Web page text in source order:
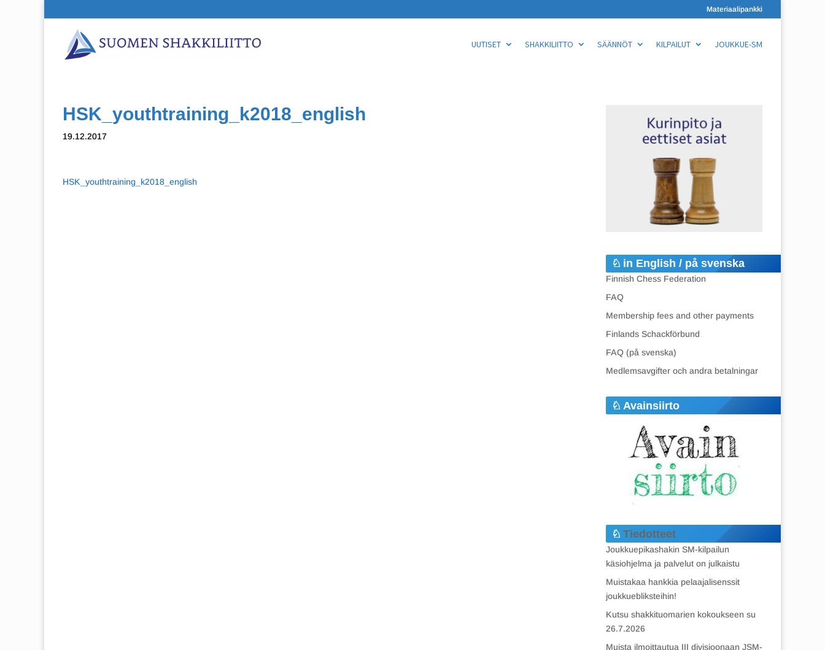
Materiaalipankki
UUTISET SHAKKILIITTO SÄÄNNÖT KILPAILUT JOUKKUE-SM
HSK_youthtraining_k2018_english
19.12.2017
HSK_youthtraining_k2018_english
in English / på svenska
Finnish Chess Federation
FAQ
Membership fees and other payments
Finlands Schackförbund
FAQ (på svenska)
Medlemsavgifter och andra betalningar
Avainsiirto
Tiedotteet
Joukkuepikashakin SM-kilpailun
käsiohjelma ja palvelut on julkaistu
Muistakaa hankkia pelaajalisenssit
joukkuebliksteihin!
Kutsu shakkituomarien kokoukseen su
26.7.2026
Muista ilmoittautua III divisioonaan JSM-